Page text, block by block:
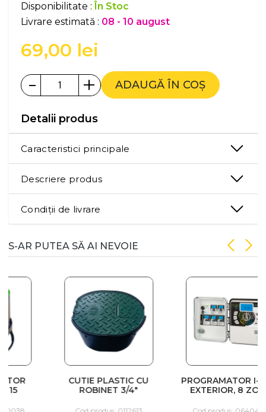
Disponibilitate :În Stoc
Livrare estimată : 08 - 10 august
69,00 lei
- + ADAUGĂ ÎN COȘ
Detalii produs
Caracteristici principale
Descriere produs
Condiții de livrare
S-AR PUTEA SĂ AI NEVOIE
CUTIE PLASTIC CU
ROBINET 3/4"
PROGRAMATOR I-DIAL
EXTERIOR, 8 ZONE